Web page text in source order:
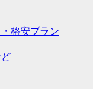
格安プラン